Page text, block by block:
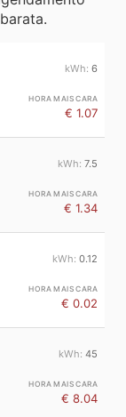
6
€ 1.07
7.5
€ 1.34
0.12
€ 0.02
45
€ 8.04